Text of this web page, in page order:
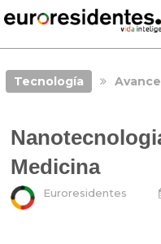
Tecnología
Medicina
Euroresidentes